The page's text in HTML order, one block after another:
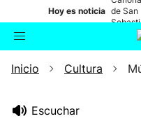
Hoy es noticia de San
Buscador
Inicio Cultura
Escuchar